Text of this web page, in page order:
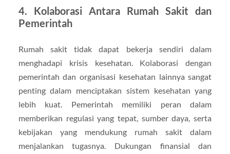
4. Kolaborasi Antara Rumah Sakit dan
Pemerintah
Rumah sakit tidak dapat bekerja sendiri dalam
menghadapi krisis kesehatan. Kolaborasi dengan
pemerintah dan organisasi kesehatan lainnya sangat
penting dalam menciptakan sistem kesehatan yang
lebih kuat. Pemerintah memiliki peran dalam
memberikan regulasi yang tepat, sumber daya, serta
kebijakan yang mendukung rumah sakit dalam
menjalankan tugasnya. Dukungan finansial dan